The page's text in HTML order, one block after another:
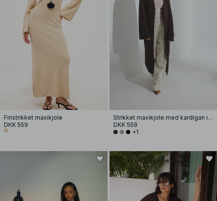
Finstrikket maxikjole
DKK 559
Strikket maxikjole med kardigan i uldblanding
DKK 559
+1